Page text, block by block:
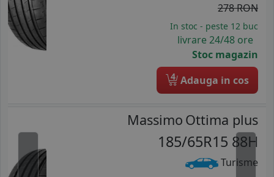
278 RON
In stoc - peste 12 buc
livrare 24/48 ore
Stoc magazin
4 Adauga in cos
Massimo Ottima plus
185/65R15 88H
Turisme